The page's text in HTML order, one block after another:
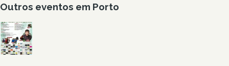
Outros eventos em Porto